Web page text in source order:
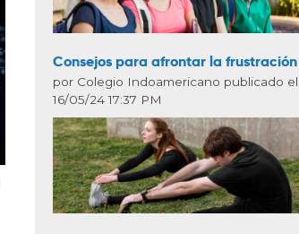
Consejos para afrontar la frustración
por Colegio Indoamericano publicado el
16/05/24 17:37 PM